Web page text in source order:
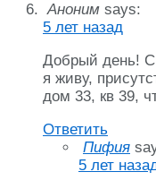
Аноним says:
5 лет назад
Добрый день! С
я живу,
дом 33, кв 39,
Ответить
Пифия
5 лет